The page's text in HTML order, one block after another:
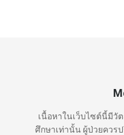
เนื้อหาในเว็บไซต์นี้มีวั
ศึกษาเท่านั้น ผู้ป่วยควร